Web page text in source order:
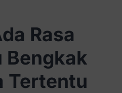
Rasa
Bengkak
Tertentu